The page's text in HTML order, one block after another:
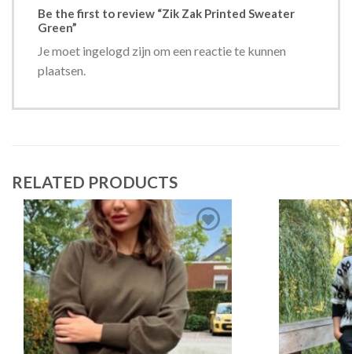
Be the first to review “Zik Zak Printed Sweater
Green”
Je moet ingelogd zijn om een reactie te kunnen
plaatsen.
RELATED PRODUCTS